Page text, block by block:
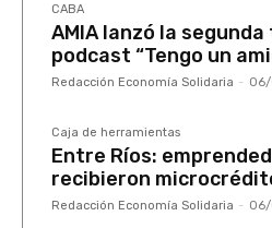
CABA
AMIA lanzó la
podcast “Tengo un
Redacción Economía Solidaria -
Caja de herramientas
Entre Ríos:
recibieron
Redacción Economía Solidaria -